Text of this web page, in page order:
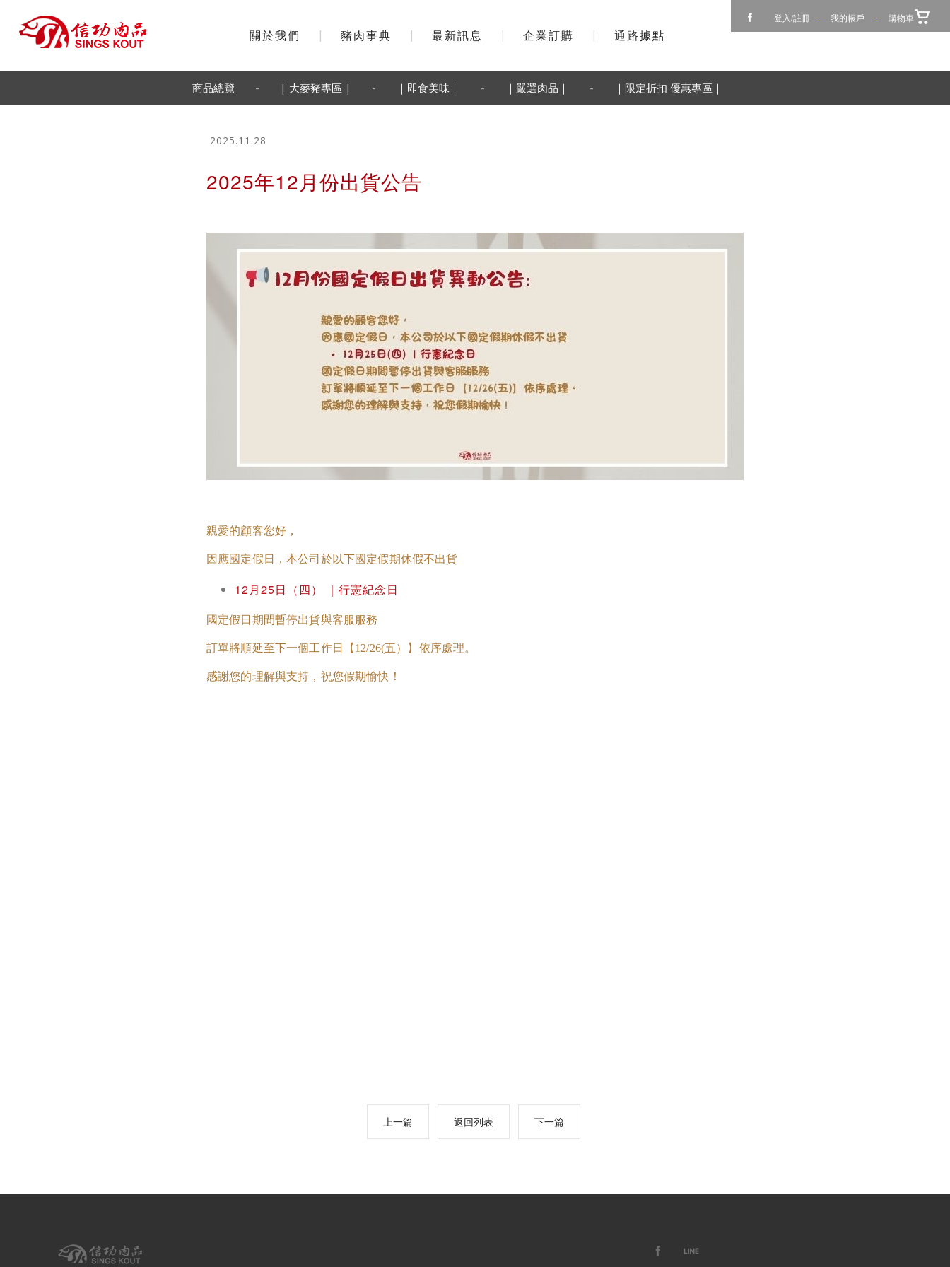
關於我們 | 豬肉事典 | 最新訊息 | 企業訂購 | 通路據點
登入/註冊 - 我的帳戶 - 購物車
商品總覽 - | 大麥豬專區 | - ｜即食美味｜ - ｜嚴選肉品｜ - ｜限定折扣 優惠專區｜
2025.11.28
2025年12月份出貨公告
親愛的顧客您好，
因應國定假日，本公司於以下國定假期休假不出貨
12月25日（四） ｜行憲紀念日
國定假日期間暫停出貨與客服服務
訂單將順延至下一個工作日【12/26(五）】依序處理。
感謝您的理解與支持，祝您假期愉快！
上一篇 返回列表 下一篇